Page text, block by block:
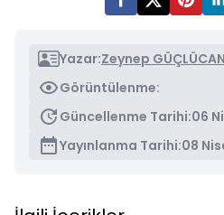
Yazar:Zeynep GÜÇLÜCAN
Görüntülenme:
Güncellenme Tarihi:06
Yayınlanma Tarihi:08